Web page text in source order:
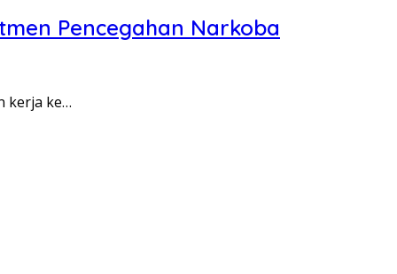
Pencegahan Narkoba
kerja ke…